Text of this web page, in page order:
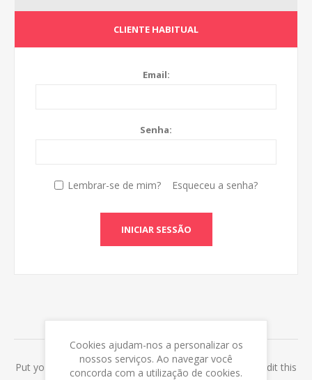
CLIENTE HABITUAL
Email:
Senha:
Lembrar-se de mim? Esqueceu a senha?
INICIAR SESSÃO
Put your login / registration information here. You can edit this
Cookies ajudam-nos a personalizar os
nossos serviços. Ao navegar você
concorda com a utilização de cookies.